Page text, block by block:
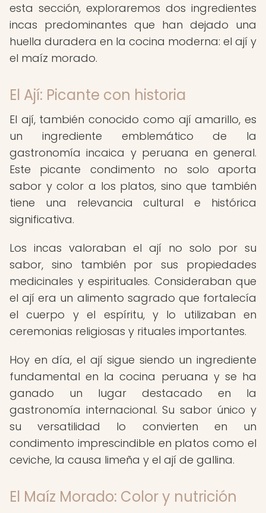
esta sección, exploraremos dos ingredientes
incas predominantes que han dejado una
huella duradera en la cocina moderna: el ají y
el maíz morado.
El Ají: Picante con historia
El ají, también conocido como ají amarillo, es
un ingrediente emblemático de la
gastronomía incaica y peruana en general.
Este picante condimento no solo aporta
sabor y color a los platos, sino que también
tiene una relevancia cultural e histórica
significativa.
Los incas valoraban el ají no solo por su
sabor, sino también por sus propiedades
medicinales y espirituales. Consideraban que
el ají era un alimento sagrado que fortalecía
el cuerpo y el espíritu, y lo utilizaban en
ceremonias religiosas y rituales importantes.
Hoy en día, el ají sigue siendo un ingrediente
fundamental en la cocina peruana y se ha
ganado un lugar destacado en la
gastronomía internacional. Su sabor único y
su versatilidad lo convierten en un
condimento imprescindible en platos como el
ceviche, la causa limeña y el ají de gallina.
El Maíz Morado: Color y nutrición